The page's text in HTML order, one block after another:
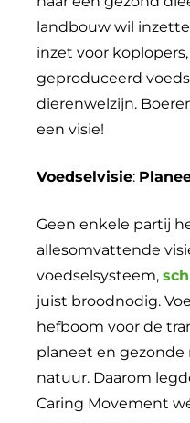
landbouw wil
inzet voor
geproduceerd
dierenwelzijn.
een visie!
Voedselvisie:
Geen enkele partij
allesomvattende
voedselsysteem,
juist broodnodig.
hefboom voor de
planeet en gezonde
natuur. Daarom
Caring Movement